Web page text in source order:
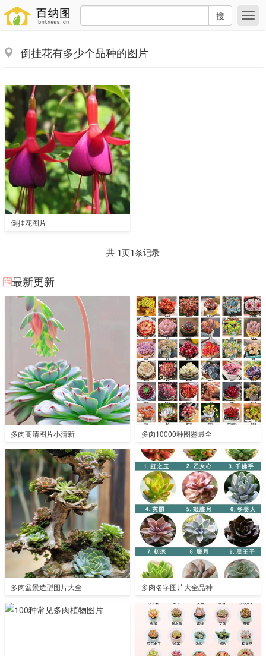
搜
倒挂花有多少个品种的图片
倒挂花图片
共 1页1条记录
最新更新
多肉高清图片小清新 多肉10000种图鉴最全
多肉盆景造型图片大全 多肉名字图片大全品种